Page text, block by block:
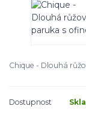
Chique - Dlouhá
Dostupnost